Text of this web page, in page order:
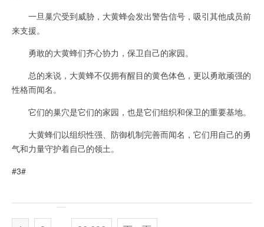
一旦巢穴受到威胁，大黄蜂会发出警告信号，吸引其他成员前
来支援。
勇敢的大黄蜂们齐心协力，保卫自己的家园。
总的来说，大黄蜂不仅拥有醒目的黄色体色，更以勇敢顽强的
性格而闻名。
它们的巢穴是它们的家园，也是它们组织和保卫的重要基地。
大黄蜂们以组织性强、防御机制完善而闻名，它们用自己的勇
气和力量守护着自己的领土。
#3#